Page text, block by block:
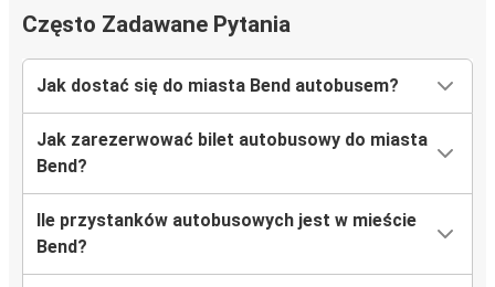
Często Zadawane Pytania
Jak dostać się do miasta Bend autobusem?
Jak zarezerwować bilet autobusowy do miasta
Bend?
Ile przystanków autobusowych jest w mieście
Bend?